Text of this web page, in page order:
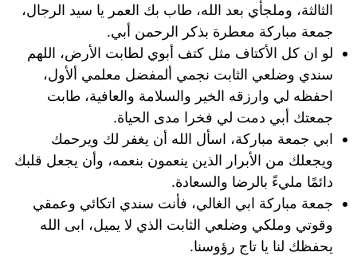
الثالثة، وملجأي بعد الله، طاب بك العمر يا سيد الرجال،
جمعة مباركة معطرة بذكر الرحمن أبي.
لو ان كل الأكتاف مثل كتف أبوي لطابت الأرض، اللهم
سندي وضلعي الثابت نجمي ألمفضل معلمي ألأول،
احفظه لي وارزقه الخير والسلامة والعافية، طابت
جمعتك أبي دمت لي فخرا مدى الحياة.
ابي جمعة مباركة، اسأل الله أن يغفر لك ويرحمك
ويجعلك من الأبرار الذين ينعمون بنعمه، وأن يجعل قلبك
دائمًا مليءً بالرضا والسعادة.
جمعة مباركة ابي الغالي، فأنت سندي اتكائي وعمقي
وقوتي وملكي وضلعي الثابت الذي لا يميل، ابى الله
يحفظك لنا يا تاج رؤوسنا.